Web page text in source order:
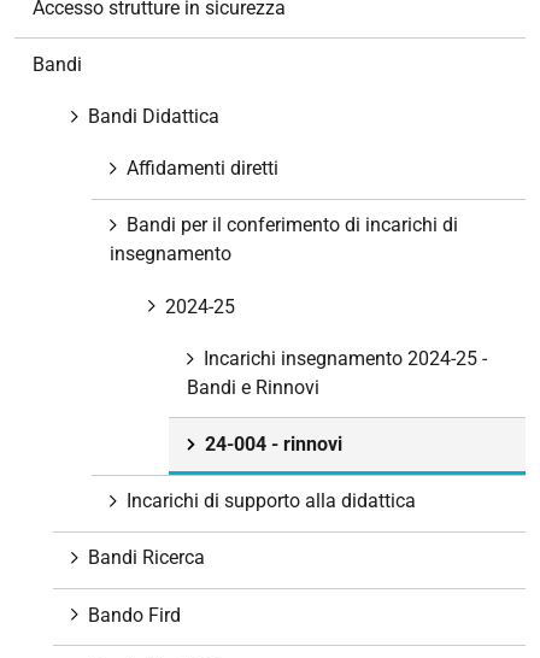
Accesso strutture in sicurezza
Bandi
Bandi Didattica
Affidamenti diretti
Bandi per il conferimento di incarichi di
insegnamento
2024-25
Incarichi insegnamento 2024-25 -
Bandi e Rinnovi
24-004 - rinnovi
Incarichi di supporto alla didattica
Bandi Ricerca
Bando Fird